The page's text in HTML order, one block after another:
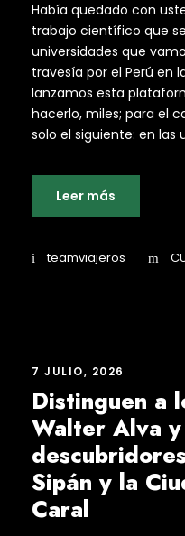
Había quedado con
trabajo científico que
universidades que
travesía por el Perú en
lanzamos esta
hacerlo, miles; para el
solo el siguiente: en las
Leer más
teamviajeros
7 JULIO, 2026
Distinguen a
Walter Alva
Sipán y la
Caral